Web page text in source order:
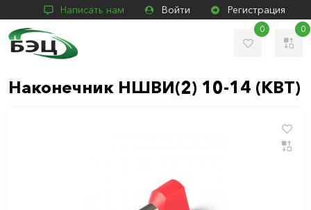
Написать нам Войти Регистрация
0 0
Наконечник НШВИ(2) 10-14 (КВТ)